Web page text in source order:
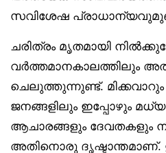
സവിശേഷ
ചരിത്രം മൃതമായി
വർത്തമാനകാലത്തിലും
ചെലുത്തുന്നുണ്ട്. മിക്കവാറും
ജനങ്ങളിലും ഇപ്പോഴും
ആചാരങ്ങളും ദേവതകളും
അതിനൊരു ദൃഷ്ടാന്തമാണ്.